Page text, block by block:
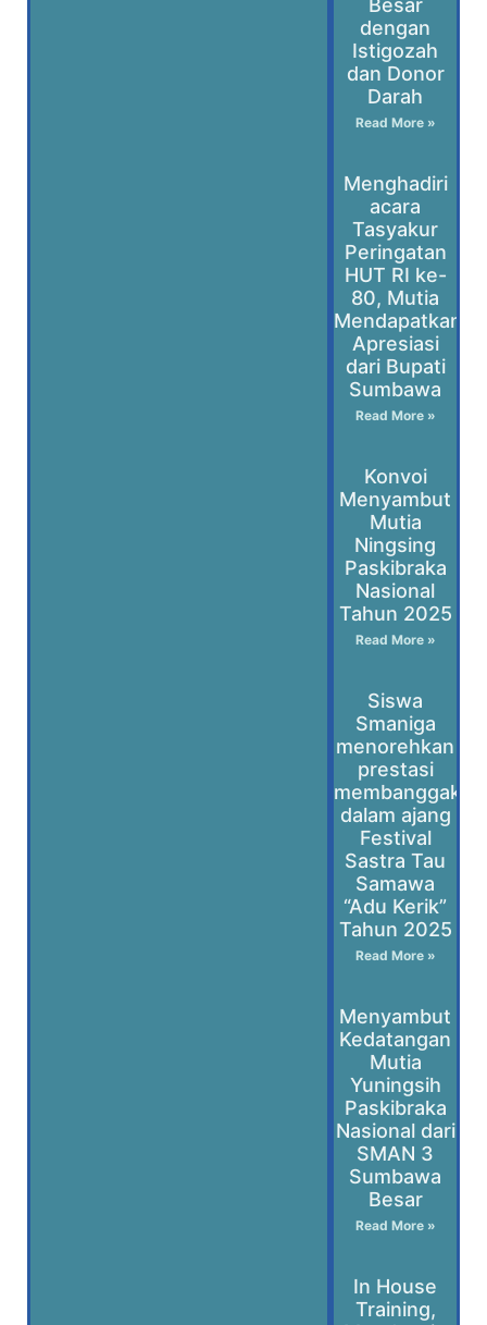
Besar
dengan
Istigozah
dan Donor
Darah
Read More »
Menghadiri
acara
Tasyakur
Peringatan
HUT RI ke-
80, Mutia
Mendapatkan
Apresiasi
dari Bupati
Sumbawa
Read More »
Konvoi
Menyambut
Mutia
Ningsing
Paskibraka
Nasional
Tahun 2025
Read More »
Siswa
Smaniga
menorehkan
prestasi
membanggakan
dalam ajang
Festival
Sastra Tau
Samawa
“Adu Kerik”
Tahun 2025
Read More »
Menyambut
Kedatangan
Mutia
Yuningsih
Paskibraka
Nasional dari
SMAN 3
Sumbawa
Besar
Read More »
In House
Training,